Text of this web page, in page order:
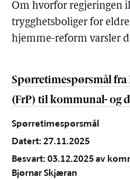
Om hvorfor regjeringen
trygghetsboliger for
hjemme-reform varsler
Spørretimespørsmål fra
(FrP) til kommunal- og
Spørretimespørsmål
Datert: 27.11.2025
Besvart: 03.12.2025 av
Bjørnar Skjæran